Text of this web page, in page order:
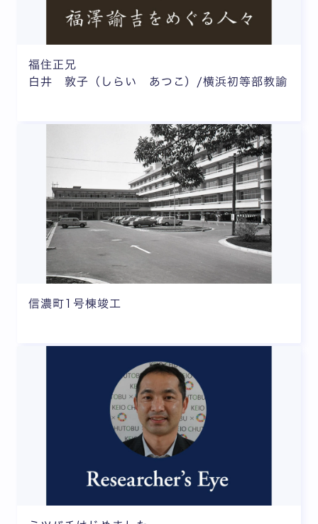
福住正兄
白井 敦子（しらい あつこ）/横浜初等部教諭
信濃町1号棟竣工